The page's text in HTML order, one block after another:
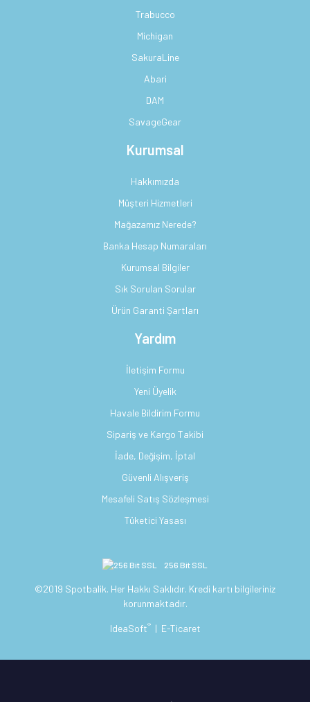
Trabucco
Michigan
SakuraLine
Abari
DAM
SavageGear
Kurumsal
Hakkımızda
Müşteri Hizmetleri
Mağazamız Nerede?
Banka Hesap Numaraları
Kurumsal Bilgiler
Sık Sorulan Sorular
Ürün Garanti Şartları
Yardım
İletişim Formu
Yeni Üyelik
Havale Bildirim Formu
Sipariş ve Kargo Takibi
İade, Değişim, İptal
Güvenli Alışveriş
Mesafeli Satış Sözleşmesi
Tüketici Yasası
256 Bit SSL
©2019 Spotbalik. Her Hakkı Saklıdır. Kredi kartı bilgileriniz
korunmaktadır.
IdeaSoft® | E-Ticaret